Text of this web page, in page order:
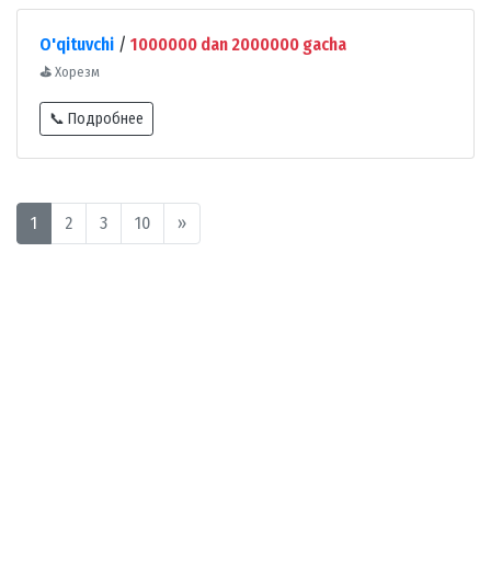
O'qituvchi / 1000000 dan 2000000 gacha
⛳ Хорезм
📞 Подробнее
1 2 3 10 »